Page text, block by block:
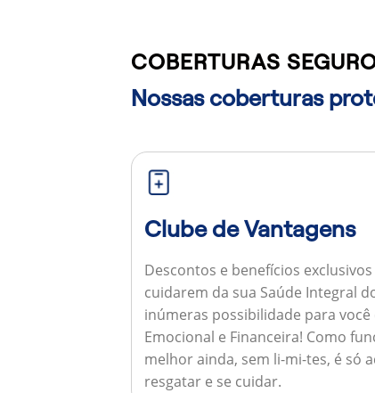
COBERTURAS
Nossas coberturas
Clube de Vantagens
Descontos e benefícios
cuidarem da sua Saúde Integral
inúmeras possibilidade para você
Emocional e Financeira! Como
melhor ainda, sem li-mi-tes, é só
resgatar e se cuidar.